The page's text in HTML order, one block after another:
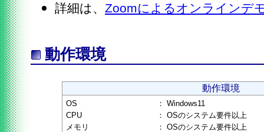
詳細は、 Zoomによるオンラインデ
動作環境
動作環境
OS ： Windows11
CPU
： OSのシステム要件以上
メモリ
： OSのシステム要件以上